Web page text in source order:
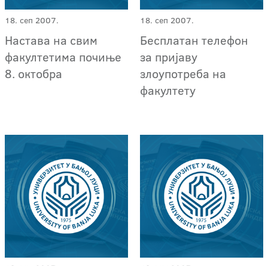
18. сеп 2007.
Настава на свим
факултетима почиње
8. октобра
18. сеп 2007.
Бесплатан телефон
за пријаву
злоупотреба на
факултету